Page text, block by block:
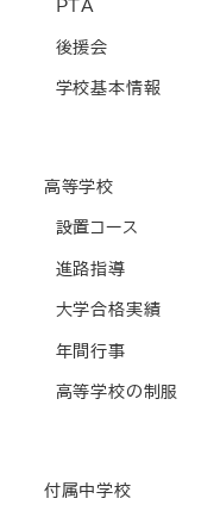
PTA
後援会
学校基本情報
高等学校
設置コース
進路指導
大学合格実績
年間行事
高等学校の制服
付属中学校